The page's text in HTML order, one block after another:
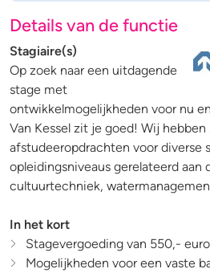
Details van de functie
Stagiaire(s)
Op zoek naar een uitdagende
stage met
ontwikkelmogelijkheden voor nu
Van Kessel zit je goed! Wij hebben
afstudeeropdrachten voor diverse
opleidingsniveaus gerelateerd aan
cultuurtechniek,
In het kort
Stagevergoeding van 550,-
Mogelijkheden voor een vaste